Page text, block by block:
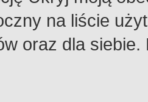
na liście
oraz dla